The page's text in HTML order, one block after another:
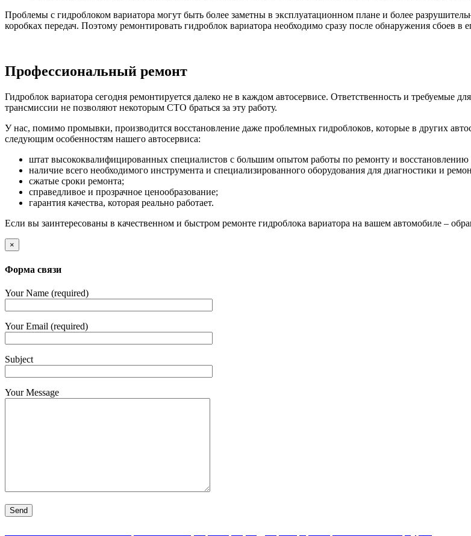
Проблемы с гидроблоком вариатора могут быть более заметны в эксплуатационном плане и более
коробках передач. Поэтому ремонтировать гидроблок вариатора необходимо сразу после обнаружения сбоев в
Профессиональный ремонт
Гидроблок вариатора сегодня ремонтируется далеко не в каждом автосервисе. Ответственность и требуемые
трансмиссии не позволяют некоторым СТО браться за эту работу.
У нас, помимо промывки, производится восстановление даже проблемных гидроблоков, которые в других
следующим особенностям нашего автосервиса:
штат высококвалифицированных специалистов с большим опытом работы по ремонту и восстановлению
наличие всего необходимого инструмента и специализированного оборудования для диагностики и
сжатые сроки ремонта;
справедливое и прозрачное ценообразование;
гарантия качества, которая реально работает.
Если вы заинтересованы в качественном и быстром ремонте гидроблока вариатора на вашем автомобиле –
×
Форма связи
Your Name (required)
Your Email (required)
Subject
Your Message